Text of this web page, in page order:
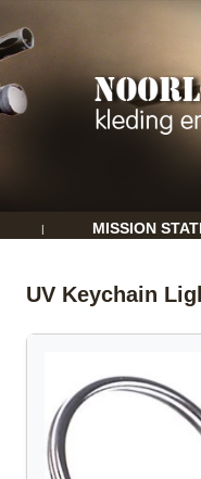
| MISSION
UV Keychain